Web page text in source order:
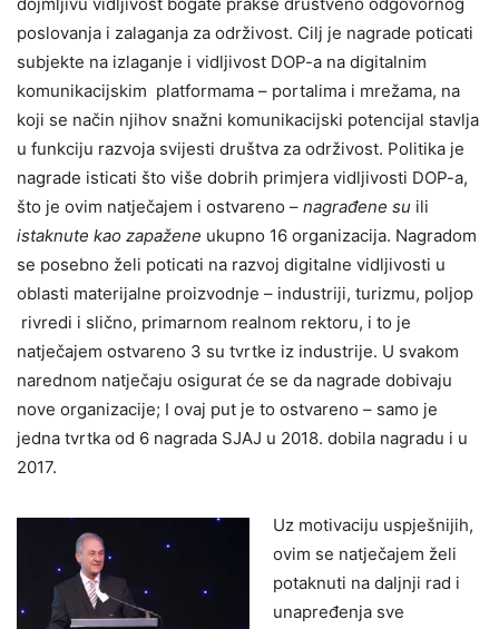
poslovanja i zalaganja za održivost. Cilj je nagrade poticati
subjekte na izlaganje i vidljivost DOP-a na digitalnim
komunikacijskim platformama – portalima i mrežama, na
koji se način njihov snažni komunikacijski potencijal stavlja
u funkciju razvoja svijesti društva za održivost. Politika je
nagrade isticati što više dobrih primjera vidljivosti DOP-a,
što je ovim natječajem i ostvareno – nagrađene su ili
istaknute kao zapažene ukupno 16 organizacija. Nagradom
se posebno želi poticati na razvoj digitalne vidljivosti u
oblasti materijalne proizvodnje – industriji, turizmu, poljop
rivredi i slično, primarnom realnom rektoru, i to je
natječajem ostvareno 3 su tvrtke iz industrije. U svakom
narednom natječaju osigurat će se da nagrade dobivaju
nove organizacije; I ovaj put je to ostvareno – samo je
jedna tvrtka od 6 nagrada SJAJ u 2018. dobila nagradu i u
2017.
Uz motivaciju uspješnijih,
ovim se natječajem želi
potaknuti na daljnji rad i
unapređenja sve